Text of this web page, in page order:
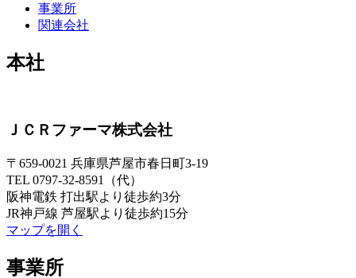
事業所
関連会社
本社
ＪＣＲファーマ株式会社
〒659-0021 兵庫県芦屋市春日町3-19
TEL 0797-32-8591（代）
阪神電鉄 打出駅より徒歩約3分
JR神戸線 芦屋駅より徒歩約15分
マップを開く
事業所